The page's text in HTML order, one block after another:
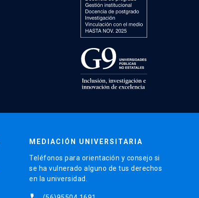
MEDIACIÓN UNIVERSITARIA
Teléfonos para orientación y consejo si
se ha vulnerado alguno de tus derechos
en la universidad.